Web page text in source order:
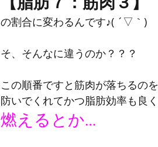
の割合に変わるんです♪( ´▽｀)
そ、そんなに違うのか？？？
この順番ですと筋肉が落ちるのを
防いでくれてかつ脂肪効率も良く
燃えるとか…